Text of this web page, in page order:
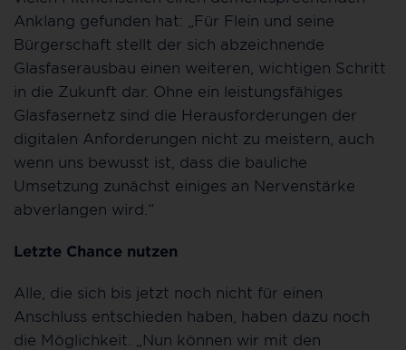
Anklang gefunden hat: „Für Flein und seine
Bürgerschaft stellt der sich abzeichnende
Glasfaserausbau einen weiteren, wichtigen Schritt
in die Zukunft dar. Ohne ein leistungsfähiges
Glasfasernetz sind die Herausforderungen der
digitalen Anforderungen nicht zu meistern, auch
wenn uns bewusst ist, dass die bauliche
Umsetzung zunächst einiges an Nervenstärke
abverlangen wird.“
Letzte Chance nutzen
Alle, die sich bis jetzt noch nicht für einen
Anschluss entschieden haben, haben dazu noch
die Möglichkeit. „Nun können wir mit den